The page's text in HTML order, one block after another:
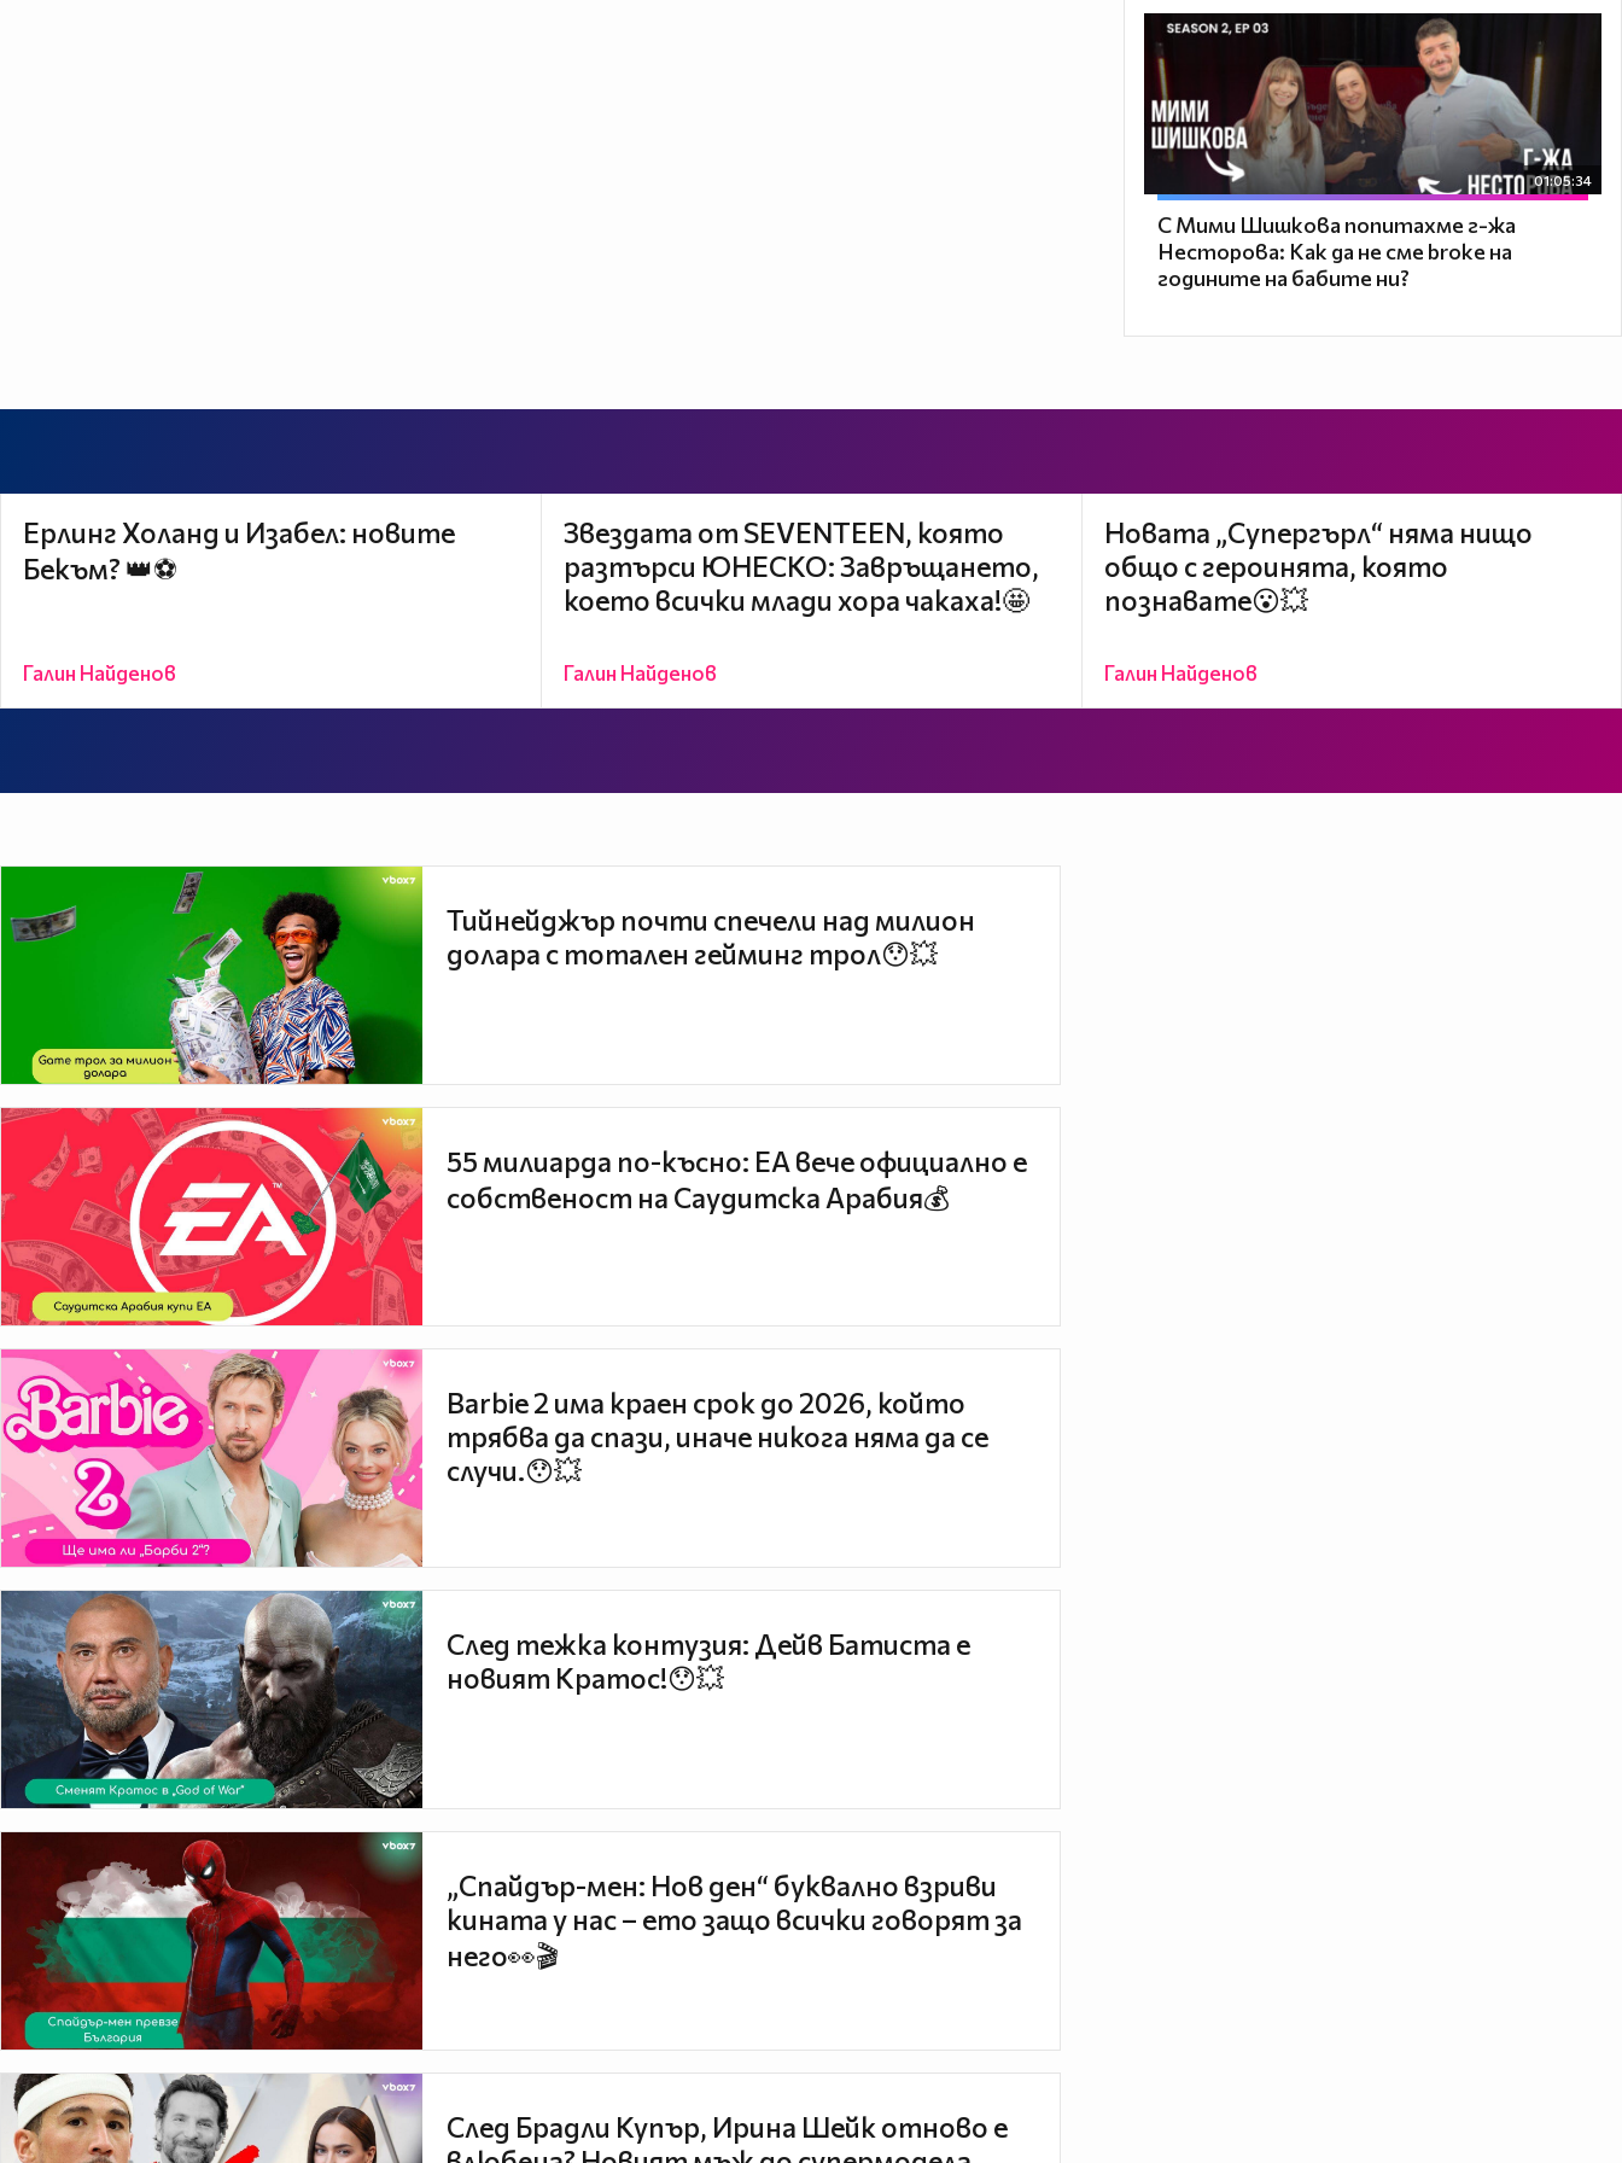
Ерлинг Холанд и Изабел: новите
Бекъм? 👑⚽
Галин Найденов
Звездата от SEVENTEEN, която
разтърси ЮНЕСКО: Завръщането,
което всички млади хора чакаха!🤩
Галин Найденов
Новата „Супергърл“ няма нищо
общо с героинята, която
познавате😮💥
Галин Найденов
01:05:34
С Мими Шишкова попитахме г-жа
Несторова: Как да не сме broke на
годините на бабите ни?
Тийнейджър почти спечели над милион
долара с тотален гейминг трол😯💥
55 милиарда по-късно: EA вече официално е
собственост на Саудитска Арабия💰
Barbie 2 има краен срок до 2026, който
трябва да спази, иначе никога няма да се
случи.😯💥
След тежка контузия: Дейв Батиста е
новият Кратос!😯💥
„Спайдър-мен: Нов ден“ буквално взриви
кината у нас – ето защо всички говорят за
него👀🎬
След Брадли Купър, Ирина Шейк отново е